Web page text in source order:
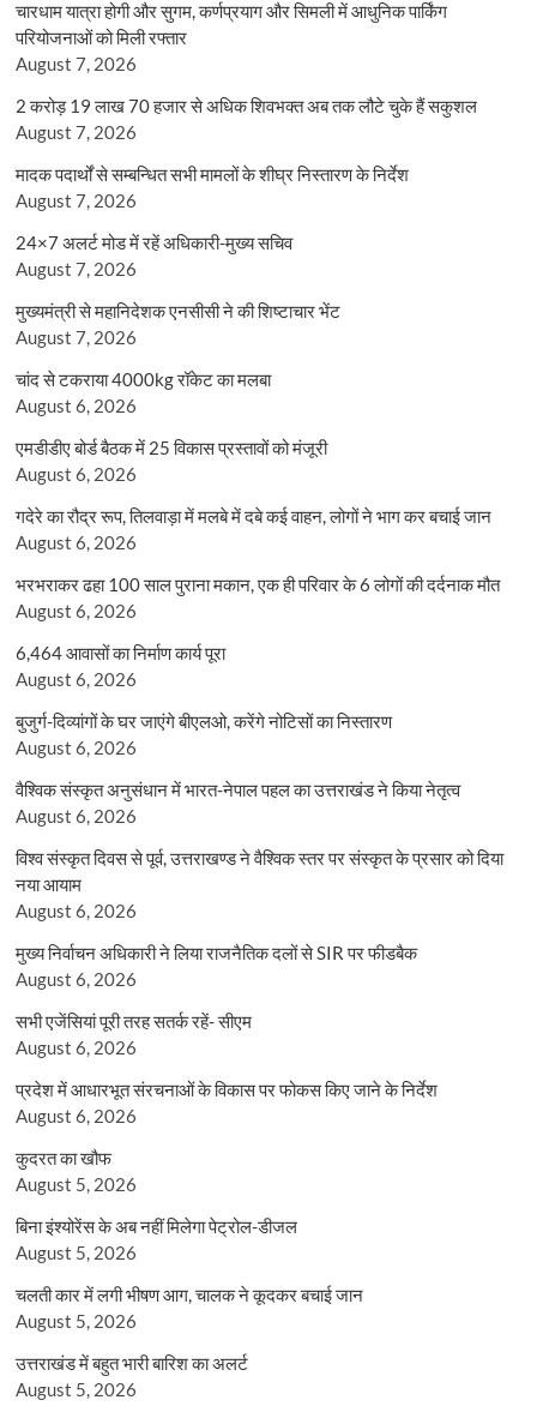
चारधाम यात्रा होगी और सुगम, कर्णप्रयाग और सिमली में आधुनिक पार्किंग
परियोजनाओं को मिली रफ्तार
August 7, 2026
2 करोड़ 19 लाख 70 हजार से अधिक शिवभक्त अब तक लौटे चुके हैं सकुशल
August 7, 2026
मादक पदार्थों से सम्बन्धित सभी मामलों के शीघ्र निस्तारण के निर्देश
August 7, 2026
24×7 अलर्ट मोड में रहें अधिकारी-मुख्य सचिव
August 7, 2026
मुख्यमंत्री से महानिदेशक एनसीसी ने की शिष्टाचार भेंट
August 7, 2026
चांद से टकराया 4000kg रॉकेट का मलबा
August 6, 2026
एमडीडीए बोर्ड बैठक में 25 विकास प्रस्तावों को मंजूरी
August 6, 2026
गदेरे का रौद्र रूप, तिलवाड़ा में मलबे में दबे कई वाहन, लोगों ने भाग कर बचाई जान
August 6, 2026
भरभराकर ढहा 100 साल पुराना मकान, एक ही परिवार के 6 लोगों की दर्दनाक मौत
August 6, 2026
6,464 आवासों का निर्माण कार्य पूरा
August 6, 2026
बुजुर्ग-दिव्यांगों के घर जाएंगे बीएलओ, करेंगे नोटिसों का निस्तारण
August 6, 2026
वैश्विक संस्कृत अनुसंधान में भारत-नेपाल पहल का उत्तराखंड ने किया नेतृत्व
August 6, 2026
विश्व संस्कृत दिवस से पूर्व, उत्तराखण्ड ने वैश्विक स्तर पर संस्कृत के प्रसार को दिया
नया आयाम
August 6, 2026
मुख्य निर्वाचन अधिकारी ने लिया राजनैतिक दलों से SIR पर फीडबैक
August 6, 2026
सभी एजेंसियां पूरी तरह सतर्क रहें- सीएम
August 6, 2026
प्रदेश में आधारभूत संरचनाओं के विकास पर फोकस किए जाने के निर्देश
August 6, 2026
कुदरत का खौफ
August 5, 2026
बिना इंश्योरेंस के अब नहीं मिलेगा पेट्रोल-डीजल
August 5, 2026
चलती कार में लगी भीषण आग, चालक ने कूदकर बचाई जान
August 5, 2026
उत्तराखंड में बहुत भारी बारिश का अलर्ट
August 5, 2026